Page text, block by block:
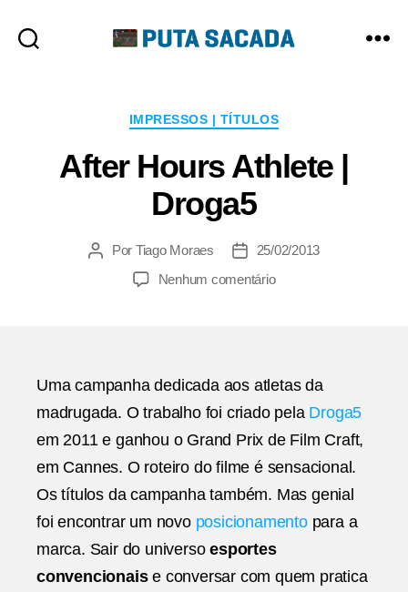
Categorias
IMPRESSOS | TÍTULOS
After Hours Athlete |
Droga5
Autor
Por Tiago Moraes
Data25/02/2013
Nenhum comentárioem
Droga5
Uma campanha dedicada aos atletas da
madrugada. O trabalho foi criado pela Droga5
em 2011 e ganhou o Grand Prix de Film Craft,
em Cannes. O roteiro do filme é sensacional.
Os títulos da campanha também. Mas genial
foi encontrar um novo posicionamentopara a
marca. Sair do universoesportes
convencionaise conversar com quem pratica